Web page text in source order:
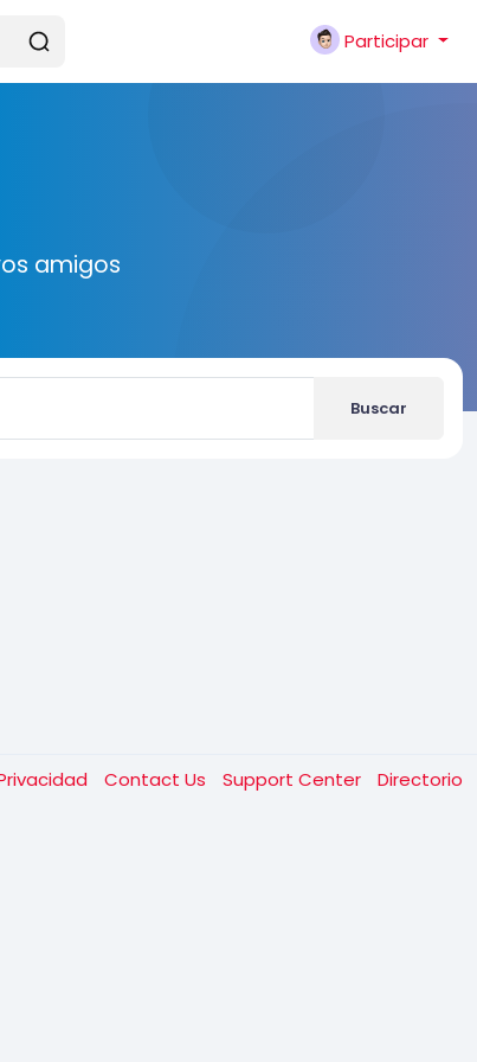
Participar
amigos
Buscar
Contact Us Support Center Directorio